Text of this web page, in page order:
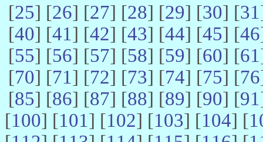
[25] [26] [27] [28] [29] [30] [31
[40] [41] [42] [43] [44] [45] [46
[55] [56] [57] [58] [59] [60] [61
[70] [71] [72] [73] [74] [75] [76
[85] [86] [87] [88] [89] [90] [91
[100] [101] [102] [103] [104] [